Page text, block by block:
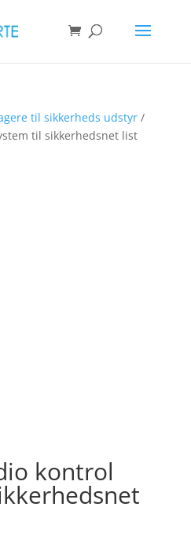
til sikkerheds udstyr/
til sikkerhedsnet list
kontrol